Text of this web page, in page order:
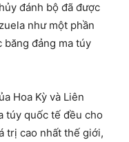
đánh bộ đã được
như một phần
đảng ma túy
Hoa Kỳ và Liên
túy quốc tế đều cho
trị cao nhất thế giới,